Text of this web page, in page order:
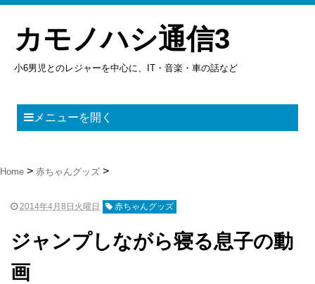
カモノハシ通信3
小6男児とのレジャーを中心に、IT・音楽・車の話など
メニューを開く
Home 赤ちゃんグッズ
2014年4月8日火曜日 赤ちゃんグッズ
ジャンプしながら寝る息子の動
画